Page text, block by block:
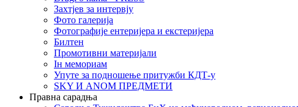
Захтјев за интервју
Фото галерија
Фотографије ентеријера и екстеријера
Билтен
Промотивни материјали
Iн мемориам
Упуте за подношење притужби КДТ-у
SKY И ANOM ПРЕДМЕТИ
Правна сарадња